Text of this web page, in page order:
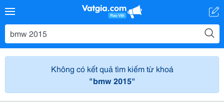
Không có kết quả tìm kiếm từ khoá
"bmw 2015"